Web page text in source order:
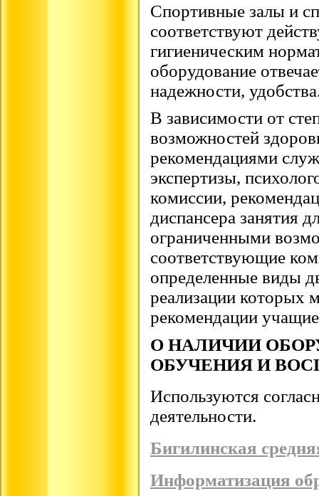
Спортивные залы и
соответствуют
гигиеническим
оборудование
надежности,
В зависимости от
возможностей
рекомендациями
экспертизы,
комиссии,
диспансера занятия
ограниченными
соответствующие
определенные виды
реализации которых
рекомендации
О НАЛИЧИИ
ОБУЧЕНИЯ И
Используются
деятельности.
Бигилинская
Информатизация